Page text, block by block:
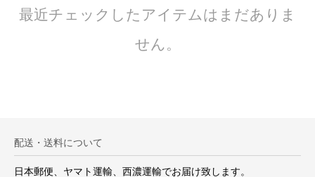
最近チェックしたアイテムはまだありま
せん。
配送・送料について
日本郵便、ヤマト運輸、西濃運輸でお届け致します。